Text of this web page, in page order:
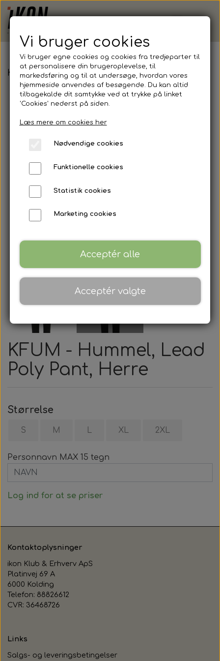
KFUM - Hummel, Lead Poly Pant, Herre
KFUM - Hummel, Lead
Poly Pant, Herre
Størrelse
S M L XL 2XL
Personnavn MAX 15 tegn
Log ind for at se priser
Kontaktoplysninger
ikon Klub & Erhverv ApS
Platinvej 69 A
6000 Kolding
Telefon: 88826612
CVR: 36468726
Links
Salgs- og leveringsbetingelser
Vi bruger cookies
Vi bruger egne cookies og cookies fra tredjeparter til
at personalisere din brugeroplevelse, til
markedsføring og til at undersøge, hvordan vores
hjemmeside anvendes af besøgende. Du kan altid
tilbagekalde dit samtykke ved at trykke på linket
'Cookies' nederst på siden.
Læs mere om cookies her
Nødvendige cookies
Funktionelle cookies
Statistik cookies
Marketing cookies
Acceptér alle
Acceptér valgte